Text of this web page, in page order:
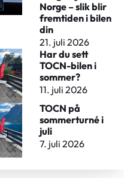
Norge – slik blir
fremtiden i bilen
din
21. juli 2026
Har du sett
TOCN-bilen i
sommer?
11. juli 2026
TOCN på
sommerturné i
juli
7. juli 2026